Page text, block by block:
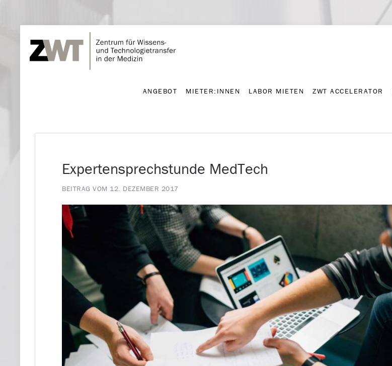
ANGEBOT
ANGEBOT MIETER:INNEN LABOR MIETEN ZWT ACCELERATOR
Expertensprechstunde MedTech
BEITRAG VOM 12. DEZEMBER 2017